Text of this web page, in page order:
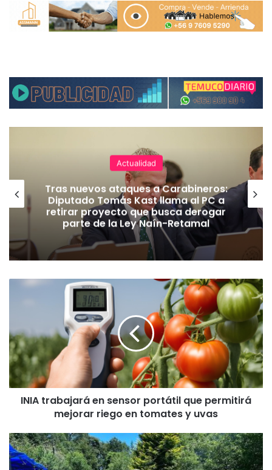
Actualidad
Tras nuevos ataques a Carabineros:
Diputado Tomás Kast llama al PC a
retirar proyecto que busca derogar
parte de la Ley Naín-Retamal
t
a
b
a
á
e
n
INIA trabajará en sensor portátil que permitirá
mejorar riego en tomates y uvas
C
o
n